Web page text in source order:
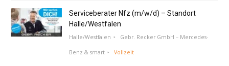
Serviceberater Nfz (m/w/d) – Standort
Halle/Westfalen
Halle/Westfalen Gebr. Recker GmbH – Mercedes-
Benz & smart Vollzeit